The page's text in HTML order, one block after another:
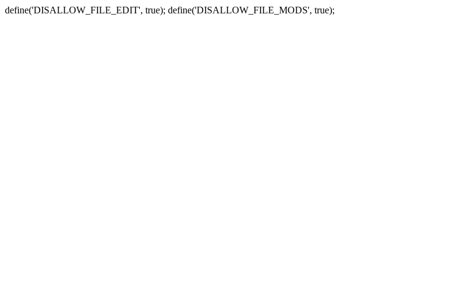
define('DISALLOW_FILE_EDIT', true); define('DISALLOW_FILE_MODS', true);